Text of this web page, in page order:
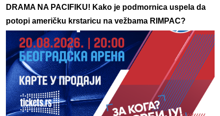
DRAMA NA PACIFIKU! Kako je podmornica uspela da
potopi američku krstaricu na vežbama RIMPAC?